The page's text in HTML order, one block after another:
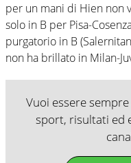
per un mani di Hien non
solo in B per Pisa-
purgatorio in B
non ha brillato in Milan-
Vuoi essere
sport, risultati ed